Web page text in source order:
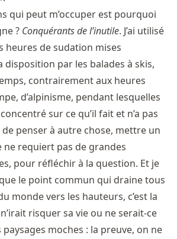
qui peut m’occuper est pourquoi
? Conquérants de l’inutile. J’ai utilisé
heures de sudation mises
par les balades à skis,
contrairement aux heures
d’alpinisme, pendant lesquelles
sur ce qu’il fait et n’a pas
penser à autre chose, mettre un
ne requiert pas de grandes
pour réfléchir à la question. Et je
le point commun qui draine tous
monde vers les hauteurs, c’est la
risquer sa vie ou ne serait-ce
moches : la preuve, on ne